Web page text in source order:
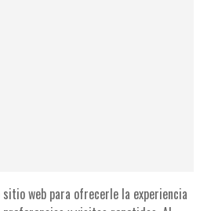
web para ofrecerle la experiencia